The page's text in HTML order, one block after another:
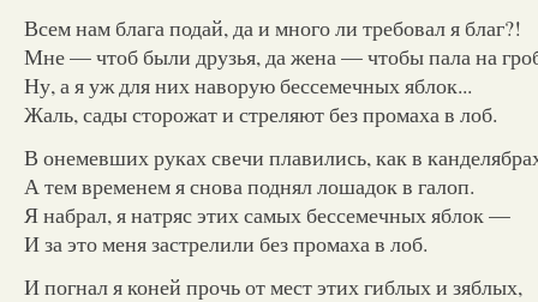
Всем нам блага подай, да и много ли требовал я благ?!
Мне — чтоб были друзья, да жена — чтобы пала на
Ну, а я уж для них наворую бессемечных яблок...
Жаль, сады сторожат и стреляют без промаха в лоб.
В онемевших руках свечи плавились, как в
А тем временем я снова поднял лошадок в галоп.
Я набрал, я натряс этих самых бессемечных яблок —
И за это меня застрелили без промаха в лоб.
И погнал я коней прочь от мест этих гиблых и зяблых,